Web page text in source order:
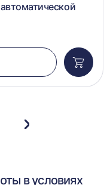
в
Следующая
в условиях